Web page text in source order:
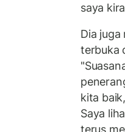
saya
Dia juga
terbuka
kita
Saya
terus